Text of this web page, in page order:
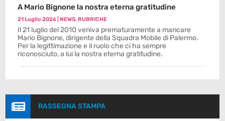
A Mario Bignone la nostra eterna gratitudine
21 Luglio 2026 |NEWS,RUBRICHE
Il 21 luglio del 2010 veniva prematuramente a mancare
Mario Bignone, dirigente della Squadra Mobile di Palermo.
Per la legittimazione e il ruolo che ci ha sempre
riconosciuto, a lui la nostra eterna gratitudine.
 RASSEGNA STAMPA